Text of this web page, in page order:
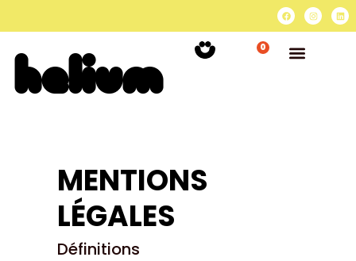
0
MENTIONS
LÉGALES
Définitions